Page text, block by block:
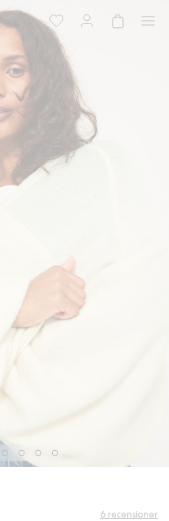
6 recensioner